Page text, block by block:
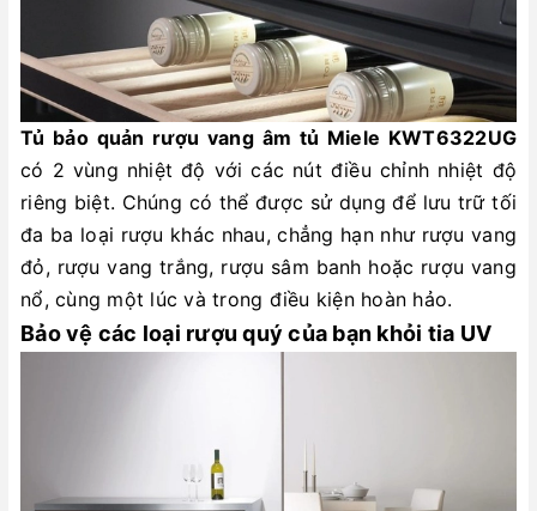
Tủ bảo quản rượu vang âm tủ Miele KWT6322UG
có 2 vùng nhiệt độ với các nút điều chỉnh nhiệt độ
riêng biệt. Chúng có thể được sử dụng để lưu trữ tối
đa ba loại rượu khác nhau, chẳng hạn như rượu vang
đỏ, rượu vang trắng, rượu sâm banh hoặc rượu vang
nổ, cùng một lúc và trong điều kiện hoàn hảo.
Bảo vệ các loại rượu quý của bạn khỏi tia UV